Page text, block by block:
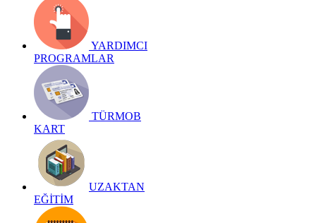
YARDIMCI
PROGRAMLAR
TÜRMOB
KART
UZAKTAN
EĞİTİM